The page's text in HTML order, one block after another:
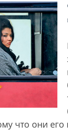
что они